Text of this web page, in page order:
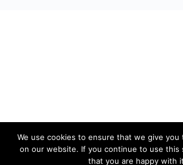
We use cookies to ensure that we give
on our website. If you continue to use this
that you are happy with